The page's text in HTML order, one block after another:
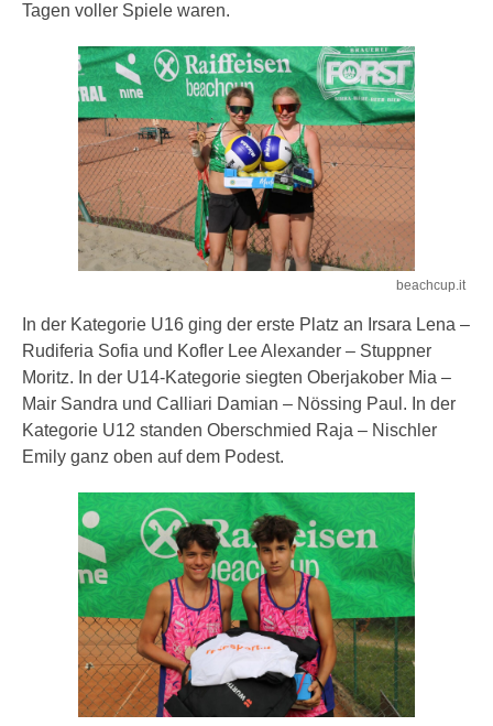
Tagen voller Spiele waren.
beachcup.it
In der Kategorie U16 ging der erste Platz an Irsara Lena –
Rudiferia Sofia und Kofler Lee Alexander – Stuppner
Moritz. In der U14-Kategorie siegten Oberjakober Mia –
Mair Sandra und Calliari Damian – Nössing Paul. In der
Kategorie U12 standen Oberschmied Raja – Nischler
Emily ganz oben auf dem Podest.